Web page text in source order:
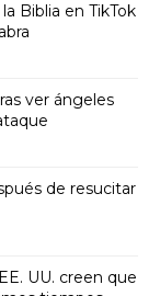
Biblia en TikTok
ver ángeles
de resucitar
UU. creen que